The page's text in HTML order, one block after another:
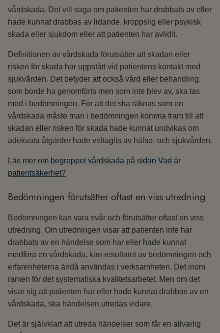
vårdskada. Det vill säga om patienten har drabbats av eller
hade kunnat drabbas av lidande, kroppslig eller psykisk
skada eller sjukdom eller att patienten har avlidit.
Definitionen av vårdskada förutsätter att skadan eller
risken för skada har uppstått vid patientens kontakt med
sjukvården. Det betyder att också vård eller behandling,
som borde ha genomförts men som inte blev av, ska tas
med i bedömningen. För att det ska räknas som en
vårdskada måste man i bedömningen komma fram till att
skadan eller risken för skada hade kunnat undvikas om
adekvata åtgärder hade vidtagits av hälso- och sjukvården.
Läs mer om begreppet vårdskada på sidan Vad är
patientsäkerhet?
Bedömningen förutsätter oftast en viss utredning
Bedömningen kan vara svår och förutsätter oftast en viss
utredning. Om utredningen visar att patienten inte har
drabbats av en händelse som har eller hade kunnat
medföra en vårdskada, kan resultatet av bedömningen och
erfarenheterna ändå användas i verksamheten. Det inom
ramen för det systematiska kvalitetsarbetet. Men om det
visar sig att patienten har eller hade kunnat drabbas av en
vårdskada, ska händelsen utredas vidare.
Det är självklart att utreda händelser som får en allvarlig